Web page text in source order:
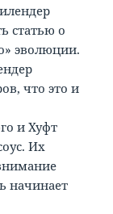
статью о
эволюции.
что это и
и Хуфт
Их
начинает